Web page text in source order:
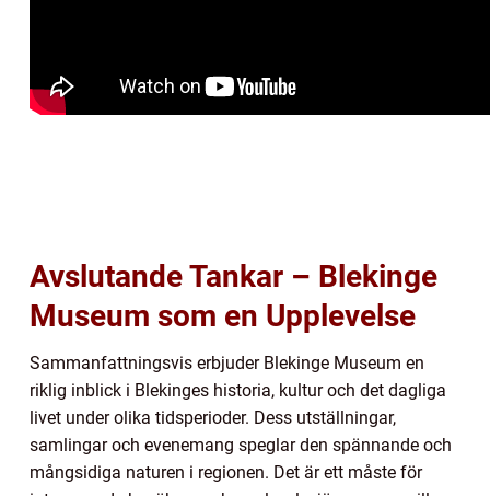
Avslutande Tankar – Blekinge
Museum som en Upplevelse
Sammanfattningsvis erbjuder Blekinge Museum en
riklig inblick i Blekinges historia, kultur och det dagliga
livet under olika tidsperioder. Dess utställningar,
samlingar och evenemang speglar den spännande och
mångsidiga naturen i regionen. Det är ett måste för